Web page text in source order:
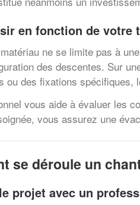
en fonction de votre
ne se limite pas à
des descentes. Sur
ou des fixations spécifiques,
vous aide à évaluer les
vous assurez une
se déroule un
projet avec un